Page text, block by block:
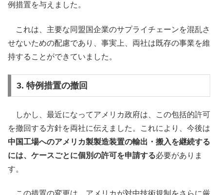
例措置を与えました。
これは、主要な同盟国企業のサプライチェーンを混乱さ
せないための配慮であり、事実上、両社は既存の事業を維
持することができていました。
3. 特例措置の撤回
しかし、最近になってアメリカ政府は、この包括的許可
を撤回する方針を両社に伝えました。これにより、今後は
中国工場へのアメリカ製製造装置の輸出・搬入を継続する
には、ケースごとに個別の許可を申請する必要がありま
す。
この措置の変更は、アメリカが対中技術規制をさらに厳